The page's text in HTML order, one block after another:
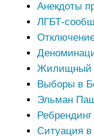
Анекдоты
ЛГБТ-
Жилищный
Выборы в
Эльман
Ситуация в